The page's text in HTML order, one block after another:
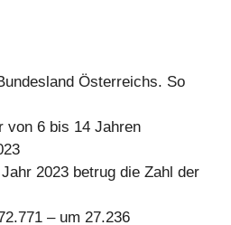
Österreichs. So
von 6 bis 14 Jahren
2023 betrug die Zahl der
– um 27.236